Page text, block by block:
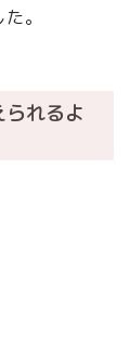
。
れるよ